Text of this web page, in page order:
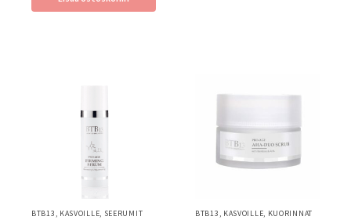
BTB13 , KASVOILLE, SEERUMIT BTB13 , KASVOILLE, KUORINNAT